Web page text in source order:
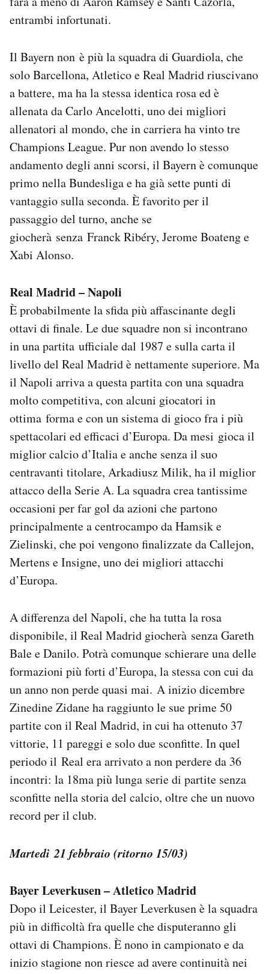
entrambi infortunati.
Il Bayern non è più la squadra di Guardiola, che
solo Barcellona, Atletico e Real Madrid riuscivano
a battere, ma ha la stessa identica rosa ed è
allenata da Carlo Ancelotti, uno dei migliori
allenatori al mondo, che in carriera ha vinto tre
Champions League. Pur non avendo lo stesso
andamento degli anni scorsi, il Bayern è comunque
primo nella Bundesliga e ha già sette punti di
vantaggio sulla seconda. È favorito per il
passaggio del turno, anche se
giocherà senza Franck Ribéry, Jerome Boateng e
Xabi Alonso.
Real Madrid – Napoli
È probabilmente la sfida più affascinante degli
ottavi di finale. Le due squadre non si incontrano
in una partita ufficiale dal 1987 e sulla carta il
livello del Real Madrid è nettamente superiore. Ma
il Napoli arriva a questa partita con una squadra
molto competitiva, con alcuni giocatori in
ottima forma e con un sistema di gioco fra i più
spettacolari ed efficaci d’Europa. Da mesi gioca il
miglior calcio d’Italia e anche senza il suo
centravanti titolare, Arkadiusz Milik, ha il miglior
attacco della Serie A. La squadra crea tantissime
occasioni per far gol da azioni che partono
principalmente a centrocampo da Hamsik e
Zielinski, che poi vengono finalizzate da Callejon,
Mertens e Insigne, uno dei migliori attacchi
d’Europa.
A differenza del Napoli, che ha tutta la rosa
disponibile, il Real Madrid giocherà senza Gareth
Bale e Danilo. Potrà comunque schierare una delle
formazioni più forti d’Europa, la stessa con cui da
un anno non perde quasi mai. A inizio dicembre
Zinedine Zidane ha raggiunto le sue prime 50
partite con il Real Madrid, in cui ha ottenuto 37
vittorie, 11 pareggi e solo due sconfitte. In quel
periodo il Real era arrivato a non perdere da 36
incontri: la 18ma più lunga serie di partite senza
sconfitte nella storia del calcio, oltre che un nuovo
record per il club.
Martedì 21 febbraio (ritorno 15/03)
Bayer Leverkusen – Atletico Madrid
Dopo il Leicester, il Bayer Leverkusen è la squadra
più in difficoltà fra quelle che disputeranno gli
ottavi di Champions. È nono in campionato e da
inizio stagione non riesce ad avere continuità nei